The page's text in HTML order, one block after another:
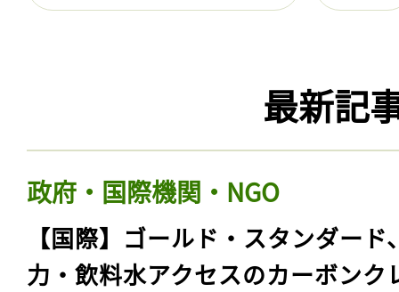
最新記
政府・国際機関・NGO
【国際】ゴールド・スタンダード
力・飲料水アクセスのカーボンク